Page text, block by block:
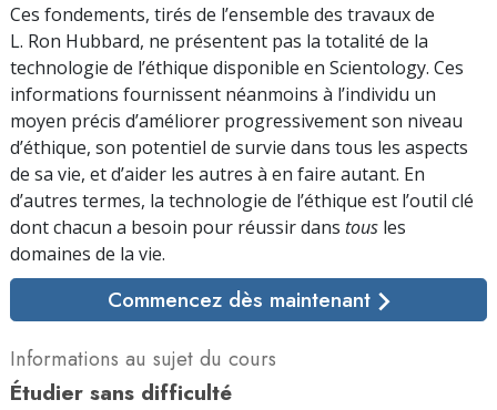
Ces fondements, tirés de l’ensemble des travaux de
L. Ron Hubbard, ne présentent pas la totalité de la
technologie de l’éthique disponible en Scientology. Ces
informations fournissent néanmoins à l’individu un
moyen précis d’améliorer progressivement son niveau
d’éthique, son potentiel de survie dans tous les aspects
de sa vie, et d’aider les autres à en faire autant. En
d’autres termes, la technologie de l’éthique est l’outil clé
dont chacun a besoin pour réussir dans tous les
domaines de la vie.
Commencez dès maintenant
Informations au sujet du cours
Étudier sans difficulté